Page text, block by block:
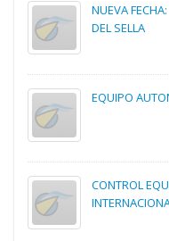
NUEVA
DEL SELLA
EQUIPO
CONTROL